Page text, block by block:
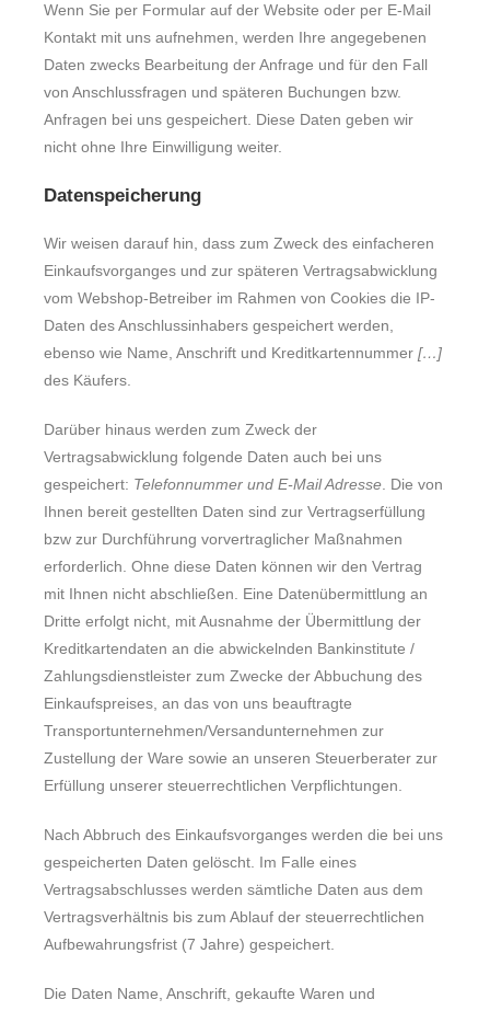
Wenn Sie per Formular auf der Website oder per E-Mail
Kontakt mit uns aufnehmen, werden Ihre angegebenen
Daten zwecks Bearbeitung der Anfrage und für den Fall
von Anschlussfragen und späteren Buchungen bzw.
Anfragen bei uns gespeichert. Diese Daten geben wir
nicht ohne Ihre Einwilligung weiter.
Datenspeicherung
Wir weisen darauf hin, dass zum Zweck des einfacheren
Einkaufsvorganges und zur späteren Vertragsabwicklung
vom Webshop-Betreiber im Rahmen von Cookies die IP-
Daten des Anschlussinhabers gespeichert werden,
ebenso wie Name, Anschrift und Kreditkartennummer […]
des Käufers.
Darüber hinaus werden zum Zweck der
Vertragsabwicklung folgende Daten auch bei uns
gespeichert: Telefonnummer und E-Mail Adresse . Die von
Ihnen bereit gestellten Daten sind zur Vertragserfüllung
bzw zur Durchführung vorvertraglicher Maßnahmen
erforderlich. Ohne diese Daten können wir den Vertrag
mit Ihnen nicht abschließen. Eine Datenübermittlung an
Dritte erfolgt nicht, mit Ausnahme der Übermittlung der
Kreditkartendaten an die abwickelnden Bankinstitute /
Zahlungsdienstleister zum Zwecke der Abbuchung des
Einkaufspreises, an das von uns beauftragte
Transportunternehmen/Versandunternehmen zur
Zustellung der Ware sowie an unseren Steuerberater zur
Erfüllung unserer steuerrechtlichen Verpflichtungen.
Nach Abbruch des Einkaufsvorganges werden die bei uns
gespeicherten Daten gelöscht. Im Falle eines
Vertragsabschlusses werden sämtliche Daten aus dem
Vertragsverhältnis bis zum Ablauf der steuerrechtlichen
Aufbewahrungsfrist (7 Jahre) gespeichert.
Die Daten Name, Anschrift, gekaufte Waren und